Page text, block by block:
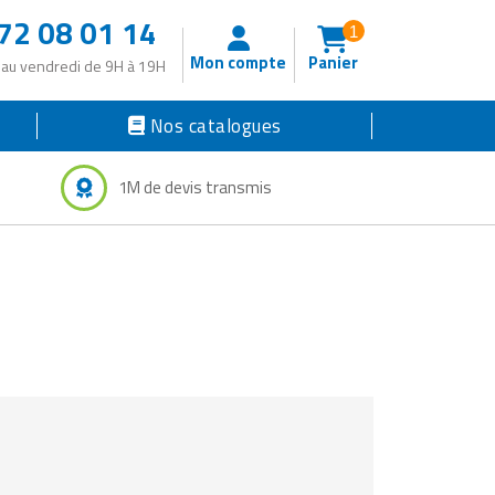
08 01 14
vendredi de 9H à 19H Mon compte Panier
1
Nos catalogues
1M de devis transmis